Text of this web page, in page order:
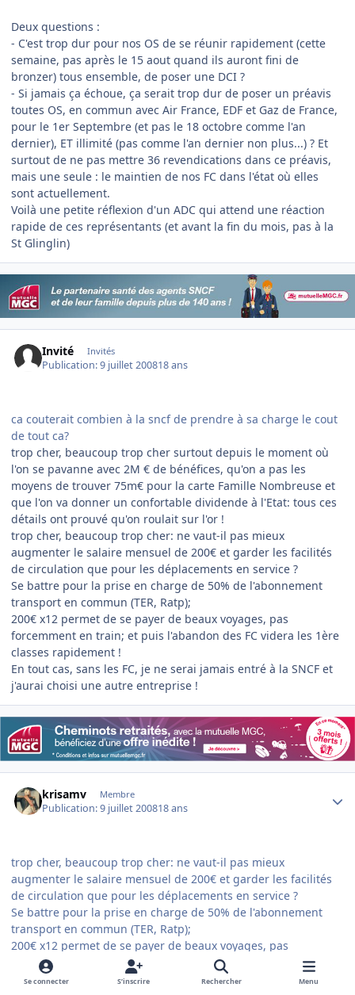
Deux questions :
- C'est trop dur pour nos OS de se réunir rapidement (cette
semaine, pas après le 15 aout quand ils auront fini de
bronzer) tous ensemble, de poser une DCI ?
- Si jamais ça échoue, ça serait trop dur de poser un préavis
toutes OS, en commun avec Air France, EDF et Gaz de France,
pour le 1er Septembre (et pas le 18 octobre comme l'an
dernier), ET illimité (pas comme l'an dernier non plus...) ? Et
surtout de ne pas mettre 36 revendications dans ce préavis,
mais une seule : le maintien de nos FC dans l'état où elles
sont actuellement.
Voilà une petite réflexion d'un ADC qui attend une réaction
rapide de ces représentants (et avant la fin du mois, pas à la
St Glinglin)
Invité Invités
Publication:9 juillet 200818 ans
ca couterait combien à la sncf de prendre à sa charge le cout
de tout ca?
trop cher, beaucoup trop cher surtout depuis le moment où
l'on se pavanne avec 2M € de bénéfices, qu'on a pas les
moyens de trouver 75m€ pour la carte Famille Nombreuse et
que l'on va donner un confortable dividende à l'Etat: tous ces
détails ont prouvé qu'on roulait sur l'or !
trop cher, beaucoup trop cher: ne vaut-il pas mieux
augmenter le salaire mensuel de 200€ et garder les facilités
de circulation que pour les déplacements en service ?
Se battre pour la prise en charge de 50% de l'abonnement
transport en commun (TER, Ratp);
200€ x12 permet de se payer de beaux voyages, pas
forcemment en train; et puis l'abandon des FC videra les 1ère
classes rapidement !
En tout cas, sans les FC, je ne serai jamais entré à la SNCF et
j'aurai choisi une autre entreprise !
krisamv Membre
Publication:9 juillet 200818 ans
trop cher, beaucoup trop cher: ne vaut-il pas mieux
augmenter le salaire mensuel de 200€ et garder les facilités
de circulation que pour les déplacements en service ?
Se battre pour la prise en charge de 50% de l'abonnement
transport en commun (TER, Ratp);
200€ x12 permet de se payer de beaux voyages, pas
forcemment en train; et puis l'abandon des FC videra les 1ère
classes rapidement !
Se connecter S’inscrire Rechercher Menu